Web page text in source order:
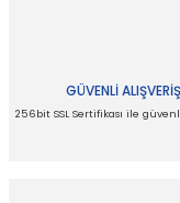
Ürün resmi
GÜVENLİ ALIŞVERİŞ
256bit SSL Sertifikası ile